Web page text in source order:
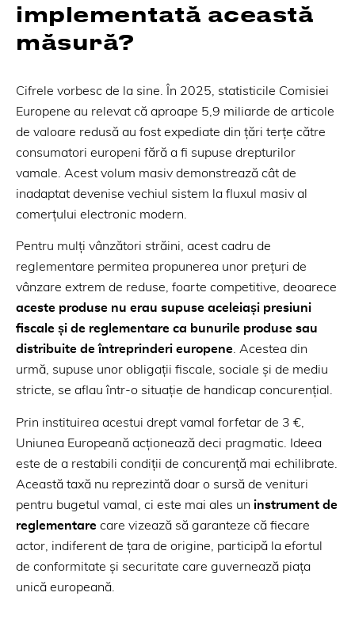
implementată această
măsură?
Cifrele vorbesc de la sine. În 2025, statisticile Comisiei
Europene au relevat că aproape 5,9 miliarde de articole
de valoare redusă au fost expediate din țări terțe către
consumatori europeni fără a fi supuse drepturilor
vamale. Acest volum masiv demonstrează cât de
inadaptat devenise vechiul sistem la fluxul masiv al
comerțului electronic modern.
Pentru mulți vânzători străini, acest cadru de
reglementare permitea propunerea unor prețuri de
vânzare extrem de reduse, foarte competitive, deoarece
aceste produse nu erau supuse aceleiași presiuni
fiscale și de reglementare ca bunurile produse sau
distribuite de întreprinderi europene. Acestea din
urmă, supuse unor obligații fiscale, sociale și de mediu
stricte, se aflau într-o situație de handicap concurențial.
Prin instituirea acestui drept vamal forfetar de 3 €,
Uniunea Europeană acționează deci pragmatic. Ideea
este de a restabili condiții de concurență mai echilibrate.
Această taxă nu reprezintă doar o sursă de venituri
pentru bugetul vamal, ci este mai ales un instrument de
reglementare care vizează să garanteze că fiecare
actor, indiferent de țara de origine, participă la efortul
de conformitate și securitate care guvernează piața
unică europeană.